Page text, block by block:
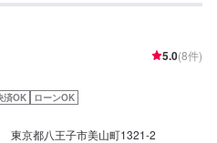
5.0(8件)
済OK ローンOK
東京都八王子市美山町1321-2